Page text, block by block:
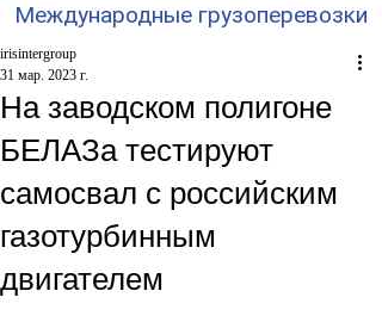
Международные грузоперевозки
На заводском полигоне
БЕЛАЗа тестируют
самосвал с российским
газотурбинным
двигателем
irisintergroup
31 мар. 2023 г.